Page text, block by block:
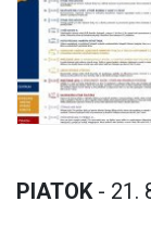
PIATOK- 21.